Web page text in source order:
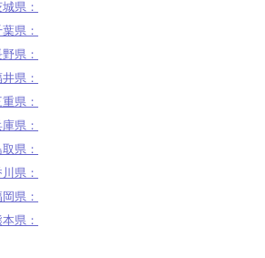
県：
県：
県：
県：
県：
県：
県：
県：
県：
本県：